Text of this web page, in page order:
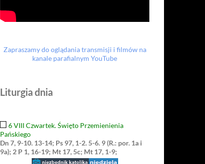
Zapraszamy do oglądania transmisji i filmów na
kanale parafialnym YouTube
Liturgia dnia
6 VIII Czwartek. Święto Przemienienia
Pańskiego
Dn 7, 9-10. 13-14; Ps 97, 1-2. 5-6. 9 (R.: por. 1a i
9a); 2 P 1, 16-19; Mt 17, 5c; Mt 17, 1-9;